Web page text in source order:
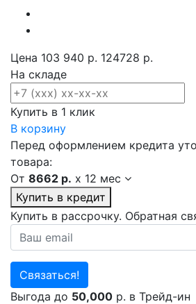
Цена 103 940 р. 124728 р.
На складе
Купить в 1 клик
В корзину
Перед оформлением кредита
товара:
От 8662 р. x 12 мес
Купить в кредит
Купить в рассрочку. Обратная
Связаться!
Выгода до 50,000 р. в Трейд-ин